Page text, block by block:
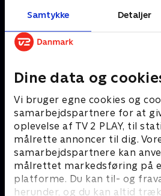
Samtykke Detaljer
Dine data og
Vi bruger egne cookies og
samarbejdspartnere for at
oplevelse af TV 2 PLAY, til
målrette annoncer til dig.
samarbejdspartnere kan
målrettet markedsføring på
platforme. Du kan til- og
herunder, og du kan altid
28. april 2023 • 30 min
Andre så også
Klovn
Komedie • 11 sæsoner